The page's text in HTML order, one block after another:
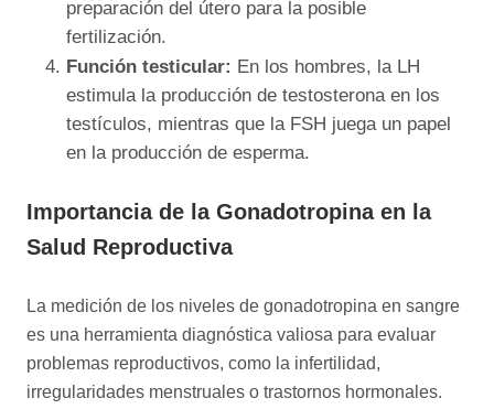
preparación del útero para la posible
fertilización.
Función testicular: En los hombres, la LH
estimula la producción de testosterona en los
testículos, mientras que la FSH juega un papel
en la producción de esperma.
Importancia de la Gonadotropina en la
Salud Reproductiva
La medición de los niveles de gonadotropina en sangre
es una herramienta diagnóstica valiosa para evaluar
problemas reproductivos, como la infertilidad,
irregularidades menstruales o trastornos hormonales.